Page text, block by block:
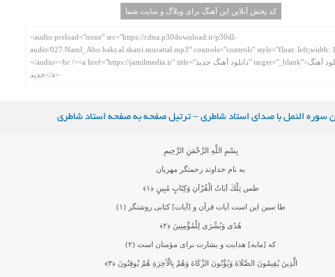
کد پخش آنلاین این آهنگ برای وبلاگ و سایت شما
سوره النمل با صدای استاد شاطری – ترتیل صفحه به صفحه استاد شاطری
بِسْمِ اللَّهِ الرَّحْمَنِ الرَّحِيمِ
به نام خداوند رحمتگر مهربان
طس تِلْكَ آيَاتُ الْقُرْآنِ وَكِتَابٍ مُبِينٍ﴿۱﴾
طا سين اين است آيات قرآن و [آيات] كتابى روشنگر (۱)
هُدًى وَبُشْرَى لِلْمُؤْمِنِينَ ﴿۲﴾
كه [مايه] هدايت و بشارت براى مؤمنان است (۲)
الَّذِينَ يُقِيمُونَ الصَّلَاةَ وَيُؤْتُونَ الزَّكَاةَ وَهُمْ بِالْآخِرَةِ هُمْ يُوقِنُونَ﴿۳﴾